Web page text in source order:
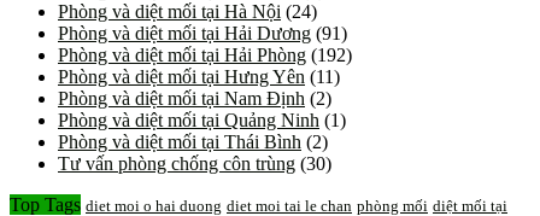
Phòng và diệt mối tại Hà Nội (24)
Phòng và diệt mối tại Hải Dương (91)
Phòng và diệt mối tại Hải Phòng (192)
Phòng và diệt mối tại Hưng Yên (11)
Phòng và diệt mối tại Nam Định (2)
Phòng và diệt mối tại Quảng Ninh (1)
Phòng và diệt mối tại Thái Bình (2)
Tư vấn phòng chống côn trùng (30)
Top Tags diet moi o hai duong diet moi tai le chan phòng mối diệt mối tại